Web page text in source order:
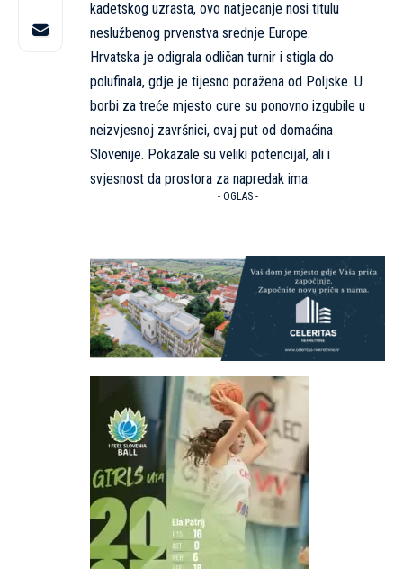
kadetskog uzrasta, ovo natjecanje nosi titulu
neslužbenog prvenstva srednje Europe.
Hrvatska je odigrala odličan turnir i stigla do
polufinala, gdje je tijesno poražena od Poljske. U
borbi za treće mjesto cure su ponovno izgubile u
neizvjesnoj završnici, ovaj put od domaćina
Slovenije. Pokazale su veliki potencijal, ali i
svjesnost da prostora za napredak ima.
- OGLAS -